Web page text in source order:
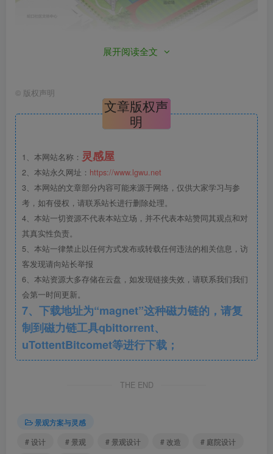
育才四小校园内北侧有一栋行政楼，南侧有三栋教学楼，由
走廊相连组成目字型平面。三栋教学楼围合出的两个内庭院
之前设计较单调，没有人气；庭院二楼的露台上的架空木地
板多处积水渗漏，而且学生在上面活动会产生噪音，影响附
近班级教学和休息。
展开阅读全文
© 版权声明
文章版权声
明
1、本网站名称： 灵感屋
2、本站永久网址： https://www.lgwu.net
3、本网站的文章部分内容可能来源于网络，仅供大家学习与参
考，如有侵权，请联系站长进行删除处理。
4、本站一切资源不代表本站立场，并不代表本站赞同其观点和对
其真实性负责。
5、本站一律禁止以任何方式发布或转载任何违法的相关信息，访
客发现请向站长举报
6、本站资源大多存储在云盘，如发现链接失效，请联系我们我们
会第一时间更新。
7、下载地址为“magnet”这种磁力链的，请复
制到磁力链工具qbittorrent、
uTottentBitcomet等进行下载；
THE END
景观方案与灵感
# 设计
# 景观 # 景观设计 # 改造
# 庭院设计